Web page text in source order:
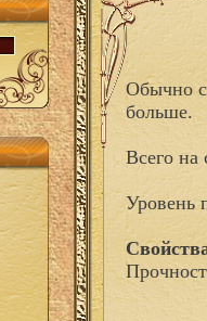
Обычно
больше.
Всего на
Уровень